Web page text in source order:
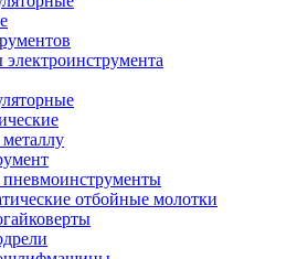
пневмоинструменты
отбойные молотки